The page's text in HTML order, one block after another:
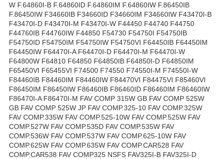
W F.64860I-B F.64860ID F.64860IM F.64860IW F.86450IB
F.86450IW F34660IB F34660ID F34660IM F34660IW F43470I-B
F43470I-D F43470I-M F43470I-W F44450 F44740 F44750
F44760IB F44760IW F44850 F54730 F54750I F54750IB
F54750ID F54750IM F54750IW F54750VI F64450IB F64450IM
F64450IW F64470I-A F64470I-D F64470I-M F64470I-W
F64800W F64810 F64850 F64850IB F64850I-D F64850IM
F65450VI F65455VI F74500 F74550 F74550I-M F74550I-W
F84460IB F84460IM F84460IW F84470VI F84475VI F85460VI
F86450IM F86450IW F86460IB F86460ID F86460IM F86460IW
F86470I-A F86470I-M FAV COMP 315W GB FAV COMP 525W
GB FAV COMP 525W JP FAV COMP.325-10 FAV COMP.325W
FAV COMP.335W FAV COMP.525-10W FAV COMP.525W FAV
COMP.527W FAV COMP.535D FAV COMP.535W FAV
COMP.536W FAV COMP.537W FAV COMP.625-10W FAV
COMP.625W FAV COMP.635W FAV COMP.CAR528 FAV
COMP.CAR538 FAV COMP325 NSFS FAV325I-B FAV325I-D